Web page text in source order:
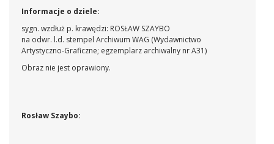
Informacje o dziele:
sygn. wzdłuż p. krawędzi: ROSŁAW SZAYBO
na odwr. l.d. stempel Archiwum WAG (Wydawnictwo
Artystyczno-Graficzne; egzemplarz archiwalny nr A31)
Obraz nie jest oprawiony.
Rosław Szaybo: